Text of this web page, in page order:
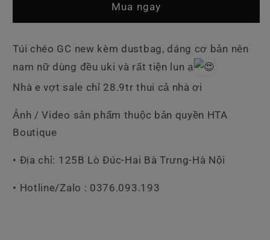
Canvas
Gucci
Canvas
Mua ngay
Túi chéo GC new kèm dustbag, dáng cơ bản nên
nam nữ dùng đều uki và rất tiện lun ạ
Nhà e vợt sale chỉ 28.9tr thui cả nhà ơi
Ảnh / Video sản phẩm thuộc bản quyền HTA
Boutique
• Địa chỉ: 125B Lò Đúc-Hai Bà Trưng-Hà Nội
• Hotline/Zalo : 0376.093.193